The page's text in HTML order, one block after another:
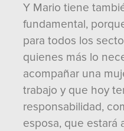
Y Mario tiene
fundamental,
para todos los
quienes más lo
acompañar una
trabajo y que hoy
responsabilidad,
esposa, que estará